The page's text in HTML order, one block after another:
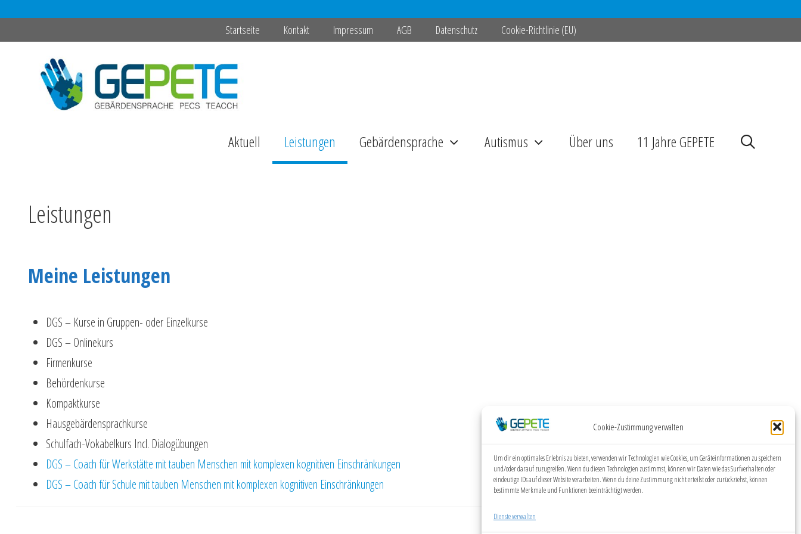
Cookie-Zustimmung verwalten
Um dir ein optimales Erlebnis zu bieten, verwenden wir Technologien wie Cookies, um Geräteinformationen zu speichern
und/oder darauf zuzugreifen. Wenn du diesen Technologien zustimmst, können wir Daten wie das Surfverhalten oder
eindeutige IDs auf dieser Website verarbeiten. Wenn du deine Zustimmung nicht erteilst oder zurückziehst, können
bestimmte Merkmale und Funktionen beeinträchtigt werden.
Dienste verwalten
Inhalt
Startseite Kontakt Impressum AGB Datenschutz Cookie-Richtlinie (EU)
Aktuell Leistungen Gebärdensprache Autismus Über uns 11 Jahre GEPETE
Leistungen
Meine Leistungen
DGS – Kurse in Gruppen- oder Einzelkurse
DGS – Onlinekurs
Firmenkurse
Behördenkurse
Kompaktkurse
Hausgebärdensprachkurse
Schulfach-Vokabelkurs Incl. Dialogübungen
DGS – Coach für Werkstätte mit tauben Menschen mit komplexen kognitiven Einschränkungen
DGS – Coach für Schule mit tauben Menschen mit komplexen kognitiven Einschränkungen